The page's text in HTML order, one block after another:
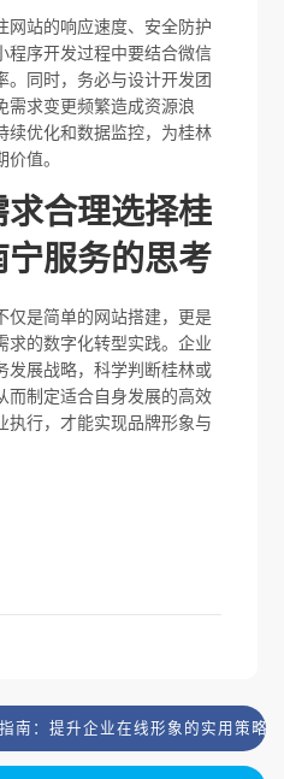
网站的响应速度、安全防护
程序开发过程中要结合微信
。同时，务必与设计开发团
需求变更频繁造成资源浪
续优化和数据监控，为桂林
值。
合理选择桂
服务的思考
仅是简单的网站搭建，更是
求的数字化转型实践。企业
发展战略，科学判断桂林或
而制定适合自身发展的高效
执行，才能实现品牌形象与
南：提升企业在线形象的实用策略